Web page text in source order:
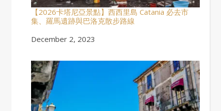
【2026卡塔尼亞景點】西西里島 Catania 必去市
集、羅馬遺跡與巴洛克散步路線
Date
December 2, 2023